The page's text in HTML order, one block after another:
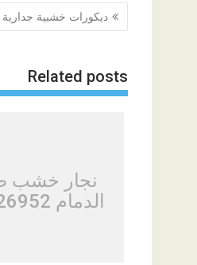
تصفّح
المقالات
ديكورات خشبية جدارية القطيف
Related posts
نجار خشب
الدمام 0533626952